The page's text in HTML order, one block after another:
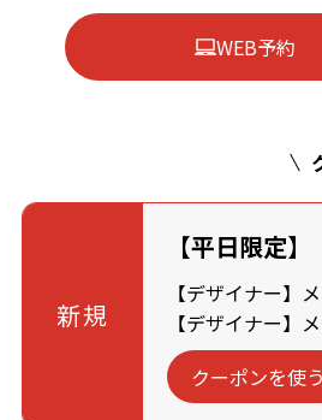
WEB予約
新規
【平日限定
【デザイナー】
【デザイナー】
クーポンを使う